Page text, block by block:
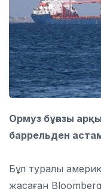
Ормуз бұғазы
баррельден
Бұл туралы
жасаған Bloomberg